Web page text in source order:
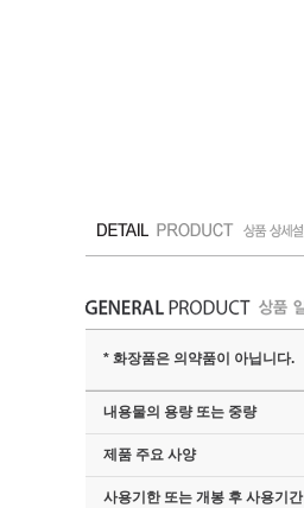
* 화장품은 의약품이 아닙니다.
내용물의 용량 또는 중량
제품 주요 사양
사용기한 또는 개봉 후 사용기간